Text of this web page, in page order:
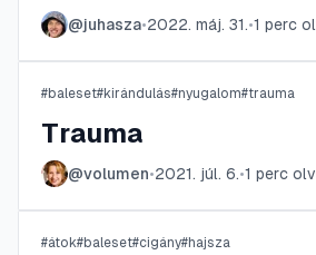
@juhasza•2022. máj. 31.•1 perc
#baleset#kirándulás#nyugalom#trauma
Trauma
@volumen•2021. júl. 6.•1 perc
#átok#baleset#cigány#hajsza